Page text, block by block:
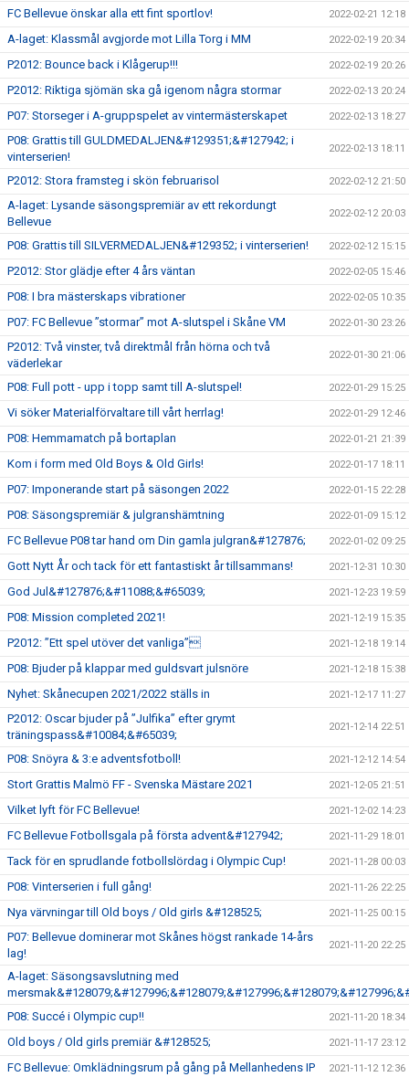
FC Bellevue önskar alla ett fint sportlov! 2022-02-21 12:18
A-laget: Klassmål avgjorde mot Lilla Torg i MM 2022-02-19 20:34
P2012: Bounce back i Klågerup!!! 2022-02-19 20:26
P2012: Riktiga sjömän ska gå igenom några stormar 2022-02-13 20:24
P07: Storseger i A-gruppspelet av vintermästerskapet 2022-02-13 18:27
P08: Grattis till GULDMEDALJEN&#129351;&#127942; i
vinterserien!
2022-02-13 18:11
P2012: Stora framsteg i skön februarisol 2022-02-12 21:50
A-laget: Lysande säsongspremiär av ett rekordungt
Bellevue
2022-02-12 20:03
P08: Grattis till SILVERMEDALJEN&#129352; i vinterserien! 2022-02-12 15:15
P2012: Stor glädje efter 4 års väntan 2022-02-05 15:46
P08: I bra mästerskaps vibrationer 2022-02-05 10:35
P07: FC Bellevue ”stormar” mot A-slutspel i Skåne VM 2022-01-30 23:26
P2012: Två vinster, två direktmål från hörna och två
väderlekar
2022-01-30 21:06
P08: Full pott - upp i topp samt till A-slutspel! 2022-01-29 15:25
Vi söker Materialförvaltare till vårt herrlag! 2022-01-29 12:46
P08: Hemmamatch på bortaplan 2022-01-21 21:39
Kom i form med Old Boys & Old Girls! 2022-01-17 18:11
P07: Imponerande start på säsongen 2022 2022-01-15 22:28
P08: Säsongspremiär & julgranshämtning 2022-01-09 15:12
FC Bellevue P08 tar hand om Din gamla julgran&#127876; 2022-01-02 09:25
Gott Nytt År och tack för ett fantastiskt år tillsammans! 2021-12-31 10:30
God Jul&#127876;&#11088;&#65039; 2021-12-23 19:59
P08: Mission completed 2021! 2021-12-19 15:35
P2012: ”Ett spel utöver det vanliga” 2021-12-18 19:14
P08: Bjuder på klappar med guldsvart julsnöre 2021-12-18 15:38
Nyhet: Skånecupen 2021/2022 ställs in 2021-12-17 11:27
P2012: Oscar bjuder på ”Julfika” efter grymt
träningspass&#10084;&#65039;
2021-12-14 22:51
P08: Snöyra & 3:e adventsfotboll! 2021-12-12 14:54
Stort Grattis Malmö FF - Svenska Mästare 2021 2021-12-05 21:51
Vilket lyft för FC Bellevue! 2021-12-02 14:23
FC Bellevue Fotbollsgala på första advent&#127942; 2021-11-29 18:01
Tack för en sprudlande fotbollslördag i Olympic Cup! 2021-11-28 00:03
P08: Vinterserien i full gång! 2021-11-26 22:25
Nya värvningar till Old boys / Old girls &#128525; 2021-11-25 00:15
P07: Bellevue dominerar mot Skånes högst rankade 14-års
lag!
2021-11-20 22:25
A-laget: Säsongsavslutning med
P08: Succé i Olympic cup!!
2021-11-20 18:34
Old boys / Old girls premiär &#128525; 2021-11-17 23:12
FC Bellevue: Omklädningsrum på gång på Mellanhedens IP 2021-11-12 12:36